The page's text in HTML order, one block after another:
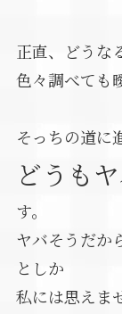
正直、どうな
色々調べても
そっちの道に
どうも
す。
ヤバそうだか
としか
私には思えま